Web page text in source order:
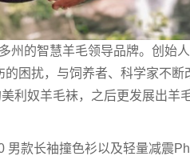
州的智慧羊毛领导品牌。创始
困扰，与饲养者、科学家不断
利奴羊毛袜，之后更发展出羊
男款长袖撞色衫以及轻量减震